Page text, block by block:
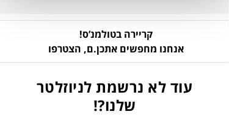
קריירה בטולמנ’ס!
אנחנו מחפשים אתכן.ם, הצטרפו
עוד לא נרשמת לניוזלטר
שלנו?!